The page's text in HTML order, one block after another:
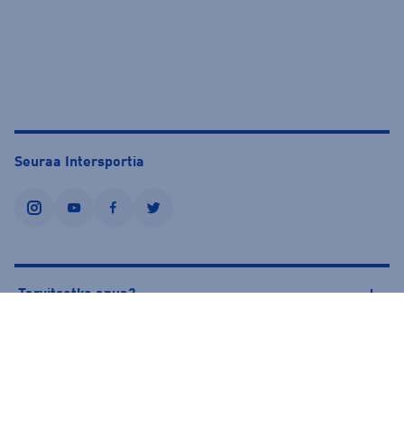
Seuraa Intersportia
instagramyoutubefacebooktwitter
Tarvitsetko apua?